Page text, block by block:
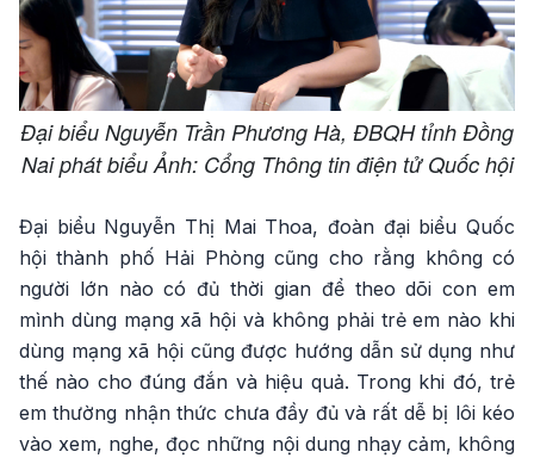
Đại biểu Nguyễn Trần Phương Hà, ĐBQH tỉnh Đồng
Nai phát biểu Ảnh: Cổng Thông tin điện tử Quốc hội
Đại biểu Nguyễn Thị Mai Thoa, đoàn đại biểu Quốc
hội thành phố Hải Phòng cũng cho rằng không có
người lớn nào có đủ thời gian để theo dõi con em
mình dùng mạng xã hội và không phải trẻ em nào khi
dùng mạng xã hội cũng được hướng dẫn sử dụng như
thế nào cho đúng đắn và hiệu quả. Trong khi đó, trẻ
em thường nhận thức chưa đầy đủ và rất dễ bị lôi kéo
vào xem, nghe, đọc những nội dung nhạy cảm, không